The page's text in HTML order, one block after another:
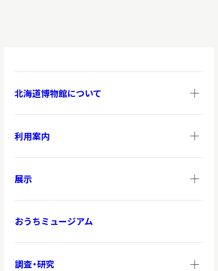
北海道博物館について
利用案内
展示
おうちミュージアム
調査・研究